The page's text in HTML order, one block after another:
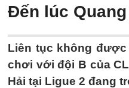
Đến lúc
Liên tục không
chơi với đội B của
Hải tại Ligue 2 đang